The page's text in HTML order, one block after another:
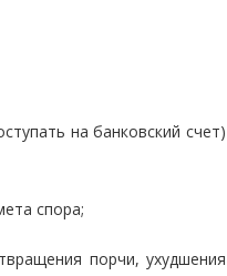
на банковский счет)
спора;
порчи, ухудшения